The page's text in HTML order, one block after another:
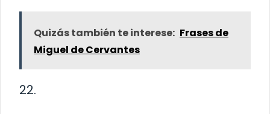
Quizás también te interese: Frases de
Miguel de Cervantes
22.